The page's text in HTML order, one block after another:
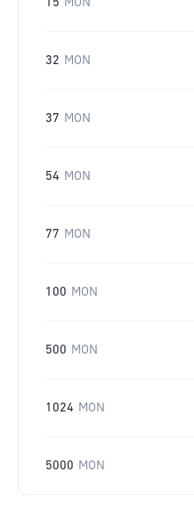
15 MON
32 MON
37 MON
54 MON
77 MON
100 MON
500 MON
1024 MON
5000 MON